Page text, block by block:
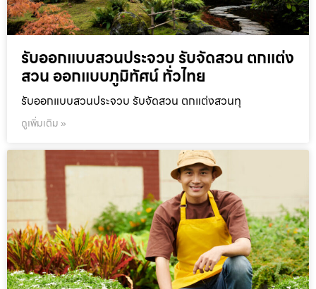
รับออกแบบสวนประจวบ รับจัดสวน ตกแต่ง
สวน ออกแบบภูมิทัศน์ ทั่วไทย
รับออกแบบสวนประจวบ รับจัดสวน ตกแต่งสวนทุ
ดูเพิ่มเติม »